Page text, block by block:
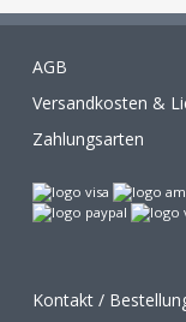
AGB
Versandkosten &
Zahlungsarten
Kontakt /